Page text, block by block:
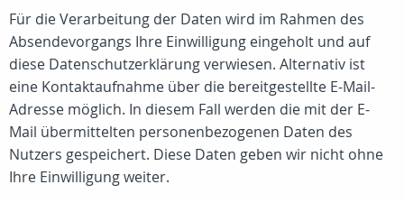
Für die Verarbeitung der Daten wird im Rahmen des
Absendevorgangs Ihre Einwilligung eingeholt und auf
diese Datenschutzerklärung verwiesen. Alternativ ist
eine Kontaktaufnahme über die bereitgestellte E-Mail-
Adresse möglich. In diesem Fall werden die mit der E-
Mail übermittelten personenbezogenen Daten des
Nutzers gespeichert. Diese Daten geben wir nicht ohne
Ihre Einwilligung weiter.